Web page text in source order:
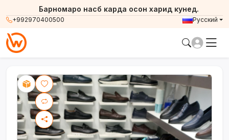
+992970400500
Барномаро насб карда осон харид кунед.
Русский